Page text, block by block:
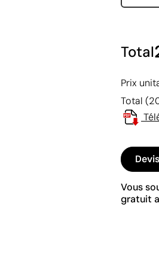
Total
Prix
Total
Vous
gratuit